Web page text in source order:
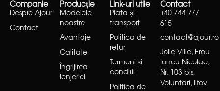
Companie
Despre Ajour
Contact
Producție
Modelele
noastre
Avantaje
Calitate
Îngrijirea
lenjeriei
Link-uri utile
Plata și
transport
Politica de
retur
Termeni și
condiții
Politica de
Contact
+40 744 777
615
contact@ajour.ro
Jolie Ville, Erou
Iancu Nicolae,
Nr. 103 bis,
Voluntari, Ilfov